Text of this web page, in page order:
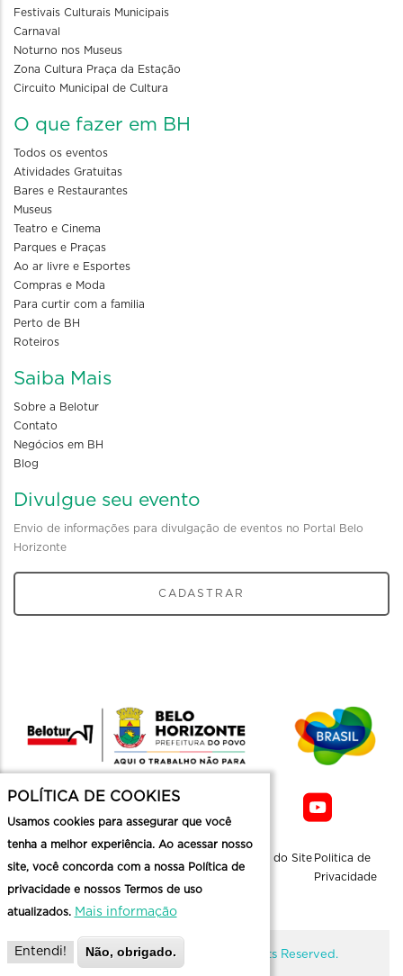
Festivais Culturais Municipais
Carnaval
Noturno nos Museus
Zona Cultura Praça da Estação
Circuito Municipal de Cultura
O que fazer em BH
Todos os eventos
Atividades Gratuitas
Bares e Restaurantes
Museus
Teatro e Cinema
Parques e Praças
Ao ar livre e Esportes
Compras e Moda
Para curtir com a familia
Perto de BH
Roteiros
Saiba Mais
Sobre a Belotur
Contato
Negócios em BH
Blog
Divulgue seu evento
Envio de informações para divulgação de eventos no Portal Belo
Horizonte
CADASTRAR
Mapa do Site Politica de
Privacidade
@ Copyright Belotur 2026. All Rights Reserved.
POLÍTICA DE COOKIES
Usamos cookies para assegurar que você
tenha a melhor experiência. Ao acessar nosso
site, você concorda com a nossa Política de
privacidade e nossos Termos de uso
atualizados. Mais informação
Entendi! Não, obrigado.